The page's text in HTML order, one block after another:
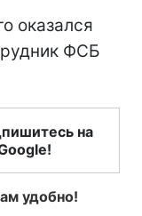
оказался
ФСБ
на
удобно!